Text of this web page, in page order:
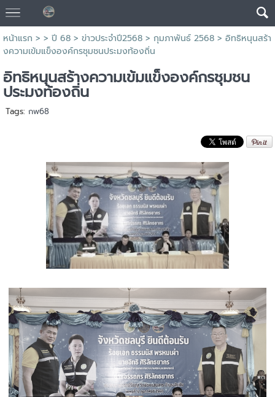
หน้าแรก > > ปี 68> ข่าวประจำปี2568> กุมภาพันธ์ 2568> อิทธิหนุนสร้า
งความเข้มแข็งองค์กรชุมชนประมงท้องถิ่น
อิทธิหนุนสร้างความเข้มแข็งองค์กรชุมชน
ประมงท้องถิ่น
Tags: กพ68